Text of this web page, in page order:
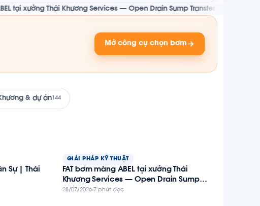
Khương Services — Open Drain Sump Transfer Pump cho giàn BK-TNHA,
Mở công cụ chọn bơm
& dự án 144
Sự | Thái
GIẢI PHÁP KỸ THUẬT
FAT bơm màng ABEL tại xưởng Thái
Khương Services — Open Drain Sump
Transfer Pump cho giàn BK-TNHA, dự án
28/07/2026 7 phút đọc